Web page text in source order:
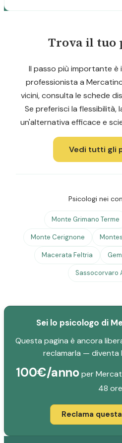
Trova il tuo
Il passo più importante è
professionista a
vicini, consulta le schede
Se preferisci la flessibilità,
un'alternativa efficace e
Vedi tutti gli
Psicologi nei
Monte Grimano Terme
Monte Cerignone
Macerata Feltria
Sassocorvaro
Sei lo psicologo di
Questa pagina è ancora
reclamarla — diventa
100€/annoper
48
Reclama